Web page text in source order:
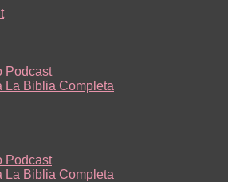
Podcast
La Biblia Completa
Podcast
La Biblia Completa